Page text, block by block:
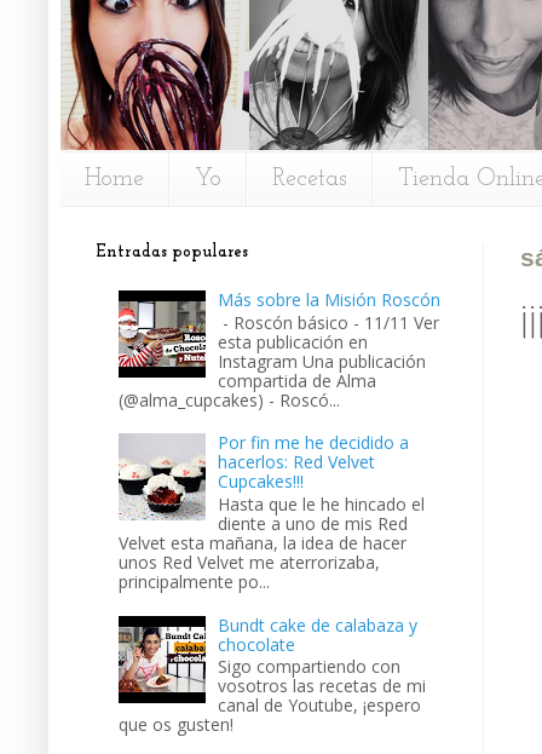
Home Yo Recetas Tienda
Entradas populares
Más sobre la Misión Roscón
- Roscón básico - 11/11 Ver
esta publicación en
Instagram Una publicación
compartida de Alma
(@alma_cupcakes) - Roscó...
Por fin me he decidido a
hacerlos: Red Velvet
Cupcakes!!!
Hasta que le he hincado el
diente a uno de mis Red
Velvet esta mañana, la idea de hacer
unos Red Velvet me aterrorizaba,
principalmente po...
Bundt cake de calabaza y
chocolate
Sigo compartiendo con
vosotros las recetas de mi
canal de Youtube, ¡espero
que os gusten!